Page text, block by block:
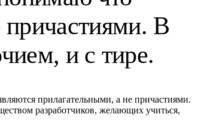
причастиями. В
и с тире.
прилагательными, а не причастиями.
разработчиков, желающих учиться,